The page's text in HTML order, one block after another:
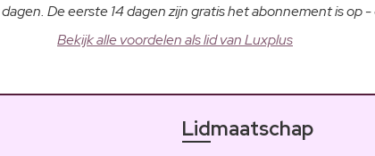
De eerste 14 dagen zijn gratis het abonnement is op
Bekijk alle voordelen als lid van Luxplus
Lidmaatschap